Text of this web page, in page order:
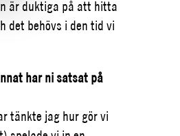
är duktiga på att hitta
det behövs i den tid vi
har ni satsat på
tänkte jag hur gör vi